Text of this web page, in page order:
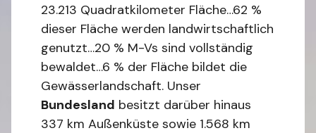
23.213 Quadratkilometer Fläche…62 %
dieser Fläche werden landwirtschaftlich
genutzt…20 % M-Vs sind vollständig
bewaldet…6 % der Fläche bildet die
Gewässerlandschaft. Unser
Bundesland besitzt darüber hinaus
337 km Außenküste sowie 1.568 km